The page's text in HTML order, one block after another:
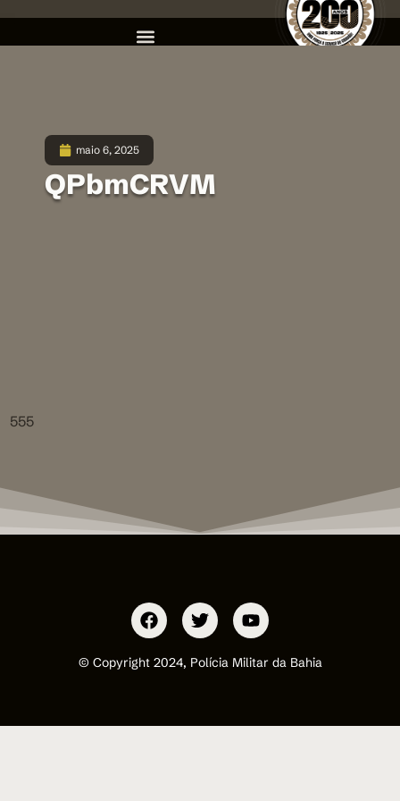
maio 6, 2025
QPbmCRVM
555
© Copyright 2024, Polícia Militar da Bahia